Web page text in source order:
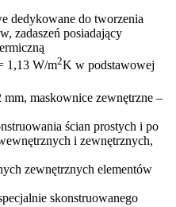
dedykowane do tworzenia
zadaszeń posiadający
1,13 W/m2K w podstawowej
mm, maskownice zewnętrzne –
ścian prostych i po
i zewnętrznych,
zewnętrznych elementów
skonstruowanego